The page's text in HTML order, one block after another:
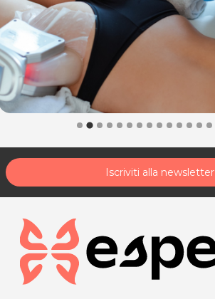
Iscriviti alla newsletter